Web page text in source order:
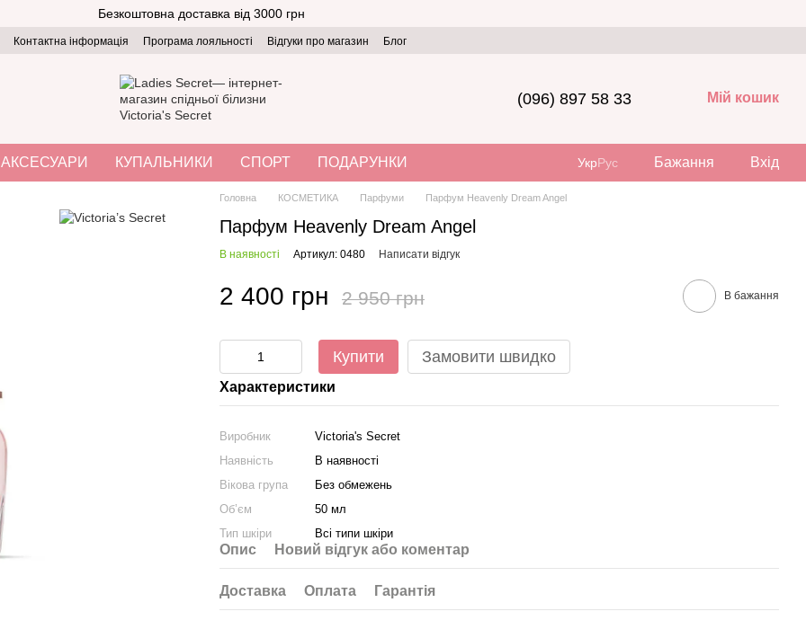
Безкоштовна доставка від 3000 грн
Контактна інформація Програма лояльності Відгуки про магазин Блог
(096) 897 58 33 Мій кошик
АКСЕСУАРИ КУПАЛЬНИКИ СПОРТ ПОДАРУНКИ УкрРус Бажання Вхід
Головна КОСМЕТИКА Парфуми Парфум Heavenly Dream Angel
Парфум Heavenly Dream Angel
В наявності Артикул: 0480 Написати відгук
2 400 грн 2 950 грн В бажання
Купити Замовити швидко
Характеристики
Виробник
Victoria's Secret
Наявність
В наявності
Вікова група
Без обмежень
Об’єм
50 мл
Тип шкіри
Всі типи шкіри
Опис Новий відгук або коментар
Доставка Оплата Гарантія